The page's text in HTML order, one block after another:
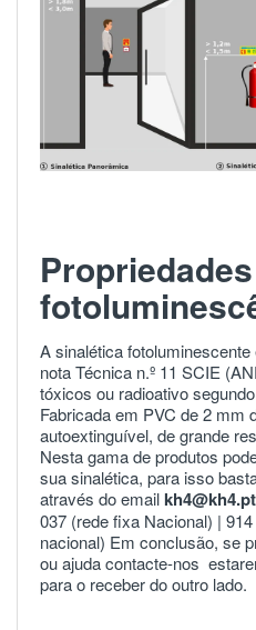
A sinalética
nota Técnica n.º 11 SCIE
tóxicos ou radioativo
Fabricada em PVC de 2 mm
autoextinguível, de grande
Nesta gama de produtos
sua sinalética, para isso
através do emailkh4@kh4.pt
037 (rede fixa Nacional) |
nacional) Em conclusão, se
ou ajudacontacte-nos
para o receber do outro lado.